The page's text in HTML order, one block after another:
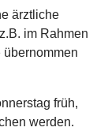
ärztliche
im Rahmen
übernommen
früh,
werden.